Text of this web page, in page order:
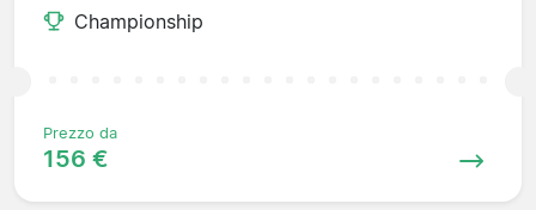
Championship
Prezzo da
156 €